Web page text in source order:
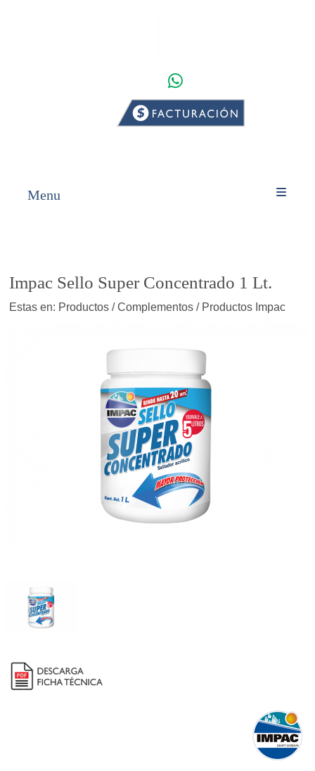
Menu
Impac Sello Super Concentrado 1 Lt.
Estas en: Productos / Complementos / Productos Impac